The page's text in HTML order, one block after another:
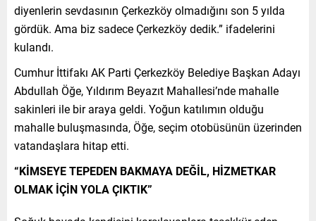
diyenlerin sevdasının Çerkezköy olmadığını son 5 yılda
gördük. Ama biz sadece Çerkezköy dedik.” ifadelerini
kulandı.
Cumhur İttifakı AK Parti Çerkezköy Belediye Başkan Adayı
Abdullah Öğe, Yıldırım Beyazıt Mahallesi’nde mahalle
sakinleri ile bir araya geldi. Yoğun katılımın olduğu
mahalle buluşmasında, Öğe, seçim otobüsünün üzerinden
vatandaşlara hitap etti.
“KİMSEYE TEPEDEN BAKMAYA DEĞİL, HİZMETKAR
OLMAK İÇİN YOLA ÇIKTIK”